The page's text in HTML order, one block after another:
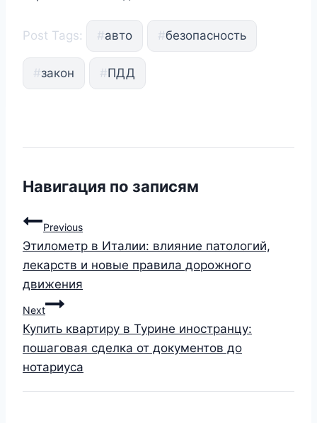
Post Tags: #авто #безопасность
#закон #ПДД
Навигация по записям
Previous
Этилометр в Италии: влияние патологий,
лекарств и новые правила дорожного
движения
Next
Купить квартиру в Турине иностранцу:
пошаговая сделка от документов до
нотариуса